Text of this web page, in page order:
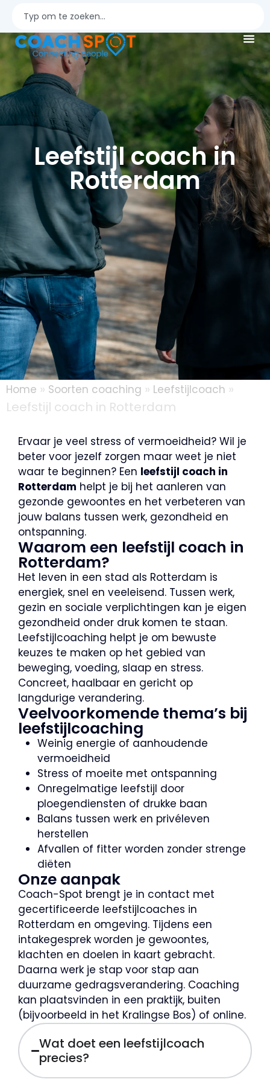
Leefstijl coach in
Rotterdam
Home » Soorten coaching » Leefstijlcoach »
Leefstijl coach in Rotterdam
Ervaar je veel stress of vermoeidheid? Wil je
beter voor jezelf zorgen maar weet je niet
waar te beginnen? Een leefstijl coach in
Rotterdam helpt je bij het aanleren van
gezonde gewoontes en het verbeteren van
jouw balans tussen werk, gezondheid en
ontspanning.
Waarom een leefstijl coach in
Rotterdam?
Het leven in een stad als Rotterdam is
energiek, snel en veeleisend. Tussen werk,
gezin en sociale verplichtingen kan je eigen
gezondheid onder druk komen te staan.
Leefstijlcoaching helpt je om bewuste
keuzes te maken op het gebied van
beweging, voeding, slaap en stress.
Concreet, haalbaar en gericht op
langdurige verandering.
Veelvoorkomende thema’s bij
leefstijlcoaching
Weinig energie of aanhoudende
vermoeidheid
Stress of moeite met ontspanning
Onregelmatige leefstijl door
ploegendiensten of drukke baan
Balans tussen werk en privéleven
herstellen
Afvallen of fitter worden zonder strenge
diëten
Onze aanpak
Coach-Spot brengt je in contact met
gecertificeerde leefstijlcoaches in
Rotterdam en omgeving. Tijdens een
intakegesprek worden je gewoontes,
klachten en doelen in kaart gebracht.
Daarna werk je stap voor stap aan
duurzame gedragsverandering. Coaching
kan plaatsvinden in een praktijk, buiten
(bijvoorbeeld in het Kralingse Bos) of online.
Wat doet een leefstijlcoach
precies?